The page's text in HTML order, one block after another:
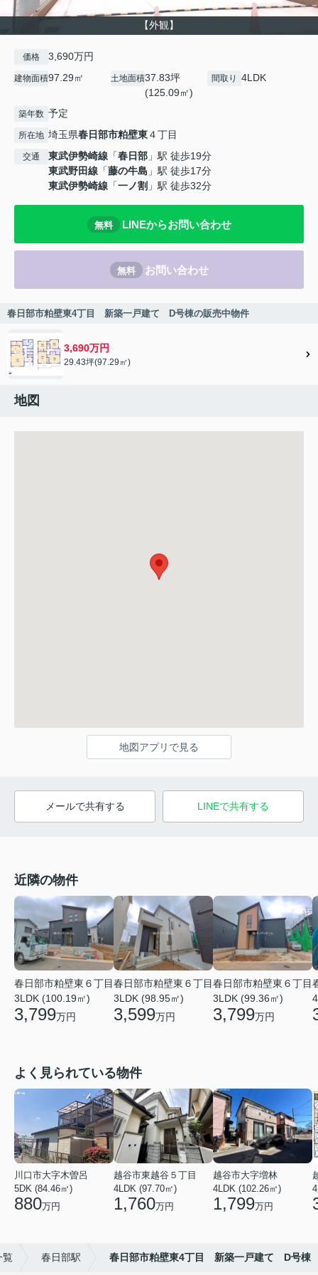
【外観】
価格 3,690万円
建物面積97.29㎡ 土地面積37.83坪
(125.09㎡)
間取り 4LDK
築年数 予定
所在地 埼玉県春日部市粕壁東４丁目
交通 東武伊勢崎線 「春日部 」駅 徒歩19分
東武野田線 「藤の牛島 」駅 徒歩17分
東武伊勢崎線 「一ノ割 」駅 徒歩32分
無料 LINEからお問い合わせ
無料 お問い合わせ
春日部市粕壁東4丁目 新築一戸建て D号棟の販売中物件
3,690万円
29.43坪(97.29㎡)
地図
地図アプリで見る
メールで共有する LINEで共有する
近隣の物件
春日部市粕壁東６丁目
3LDK (100.19㎡)
3,799万円
春日部市粕壁東６丁目
3LDK (98.95㎡)
3,599万円
春日部市粕壁東６丁目
3LDK (99.36㎡)
3,799万円
よく見られている物件
川口市大字木曽呂
5DK (84.46㎡)
880万円
越谷市東越谷５丁目
4LDK (97.70㎡)
1,760万円
越谷市大字増林
4LDK (102.26㎡)
1,799万円
覧 春日部駅 春日部市粕壁東4丁目 新築一戸建て D号棟